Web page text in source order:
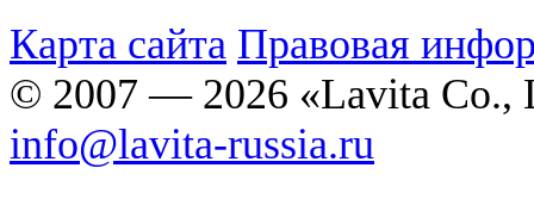
Карта сайта Правовая
© 2007 — 2026 «Lavita Co.,
info@lavita-russia.ru